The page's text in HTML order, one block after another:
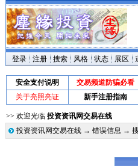
登录 注册 搜索 风格 状态 展区
安全支付说明 交易频道防骗必看
关于亮照亮证
新手注册指南
>> 欢迎光临 投资资讯网交易在线
投资资讯网交易在线→ 错误信息 →